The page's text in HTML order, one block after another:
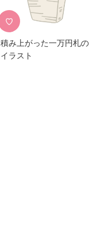
♡
積み上がった一万円札の
イラスト